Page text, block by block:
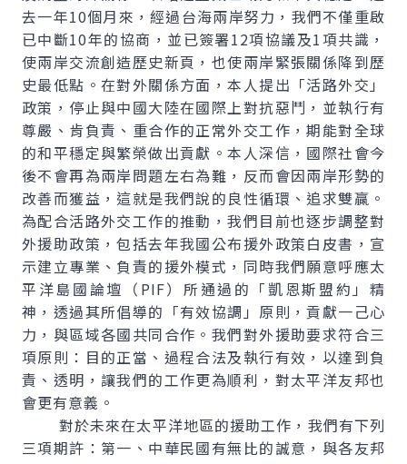
去一年10個月來，經過台海兩岸努力，我們不僅重啟
已中斷10年的協商，並已簽署12項協議及1項共識，
使兩岸交流創造歷史新頁，也使兩岸緊張關係降到歷
史最低點。在對外關係方面，本人提出「活路外交」
政策，停止與中國大陸在國際上對抗惡鬥，並執行有
尊嚴、肯負責、重合作的正常外交工作，期能對全球
的和平穩定與繁榮做出貢獻。本人深信，國際社會今
後不會再為兩岸問題左右為難，反而會因兩岸形勢的
改善而獲益，這就是我們說的良性循環、追求雙贏。
為配合活路外交工作的推動，我們目前也逐步調整對
外援助政策，包括去年我國公布援外政策白皮書，宣
示建立專業、負責的援外模式，同時我們願意呼應太
平洋島國論壇（PIF）所通過的「凱恩斯盟約」精
神，透過其所倡導的「有效協調」原則，貢獻一己心
力，與區域各國共同合作。我們對外援助要求符合三
項原則：目的正當、過程合法及執行有效，以達到負
責、透明，讓我們的工作更為順利，對太平洋友邦也
會更有意義。
對於未來在太平洋地區的援助工作，我們有下列
三項期許：第一、中華民國有無比的誠意，與各友邦